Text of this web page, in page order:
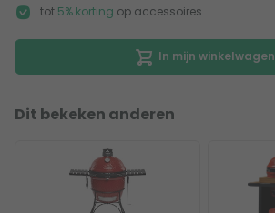
tot 5% korting op accessoires
In mijn winkelwagen
Dit bekeken anderen